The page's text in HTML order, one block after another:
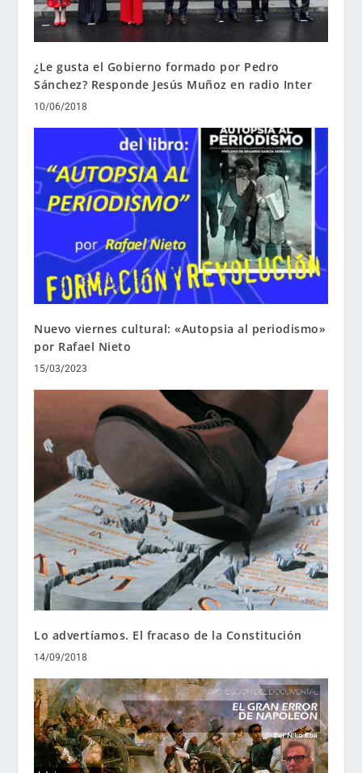
¿Le gusta el Gobierno formado por Pedro
Sánchez? Responde Jesús Muñoz en radio Inter
10/06/2018
Nuevo viernes cultural: «Autopsia al periodismo»
por Rafael Nieto
15/03/2023
Lo advertíamos. El fracaso de la Constitución
14/09/2018